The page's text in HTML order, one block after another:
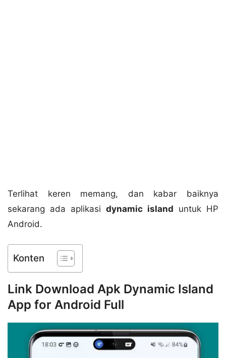
Terlihat keren memang, dan kabar baiknya
sekarang ada aplikasi dynamic island untuk HP
Android.
Konten
Link Download Apk Dynamic Island
App for Android Full